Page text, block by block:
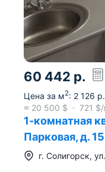
60 442 р.
Цена за м2: 2 126 р.
≈ 20 500 $ 721
1-комнатная
Парковая, д. 15
г. Солигорск,